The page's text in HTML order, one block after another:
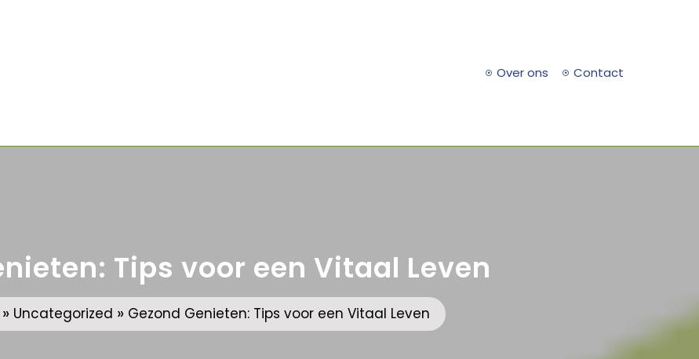
Over ons Contact
Tips voor een Vitaal Leven
» Uncategorized » Gezond Genieten: Tips voor een Vitaal Leven